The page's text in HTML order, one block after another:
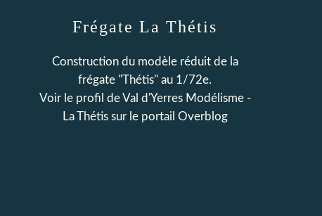
Frégate La Thétis
Construction du modèle réduit de la
frégate "Thétis" au 1/72e.
Voir le profil deVal d'Yerres Modélisme -
La Thétissur le portail Overblog